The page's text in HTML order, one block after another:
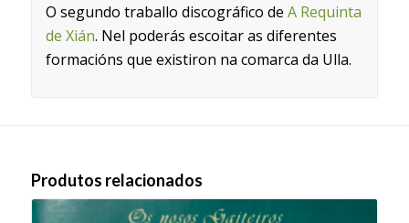
O segundo traballo discográfico de A Requinta
de Xián. Nel poderás escoitar as diferentes
formacións que existiron na comarca da Ulla.
Produtos relacionados